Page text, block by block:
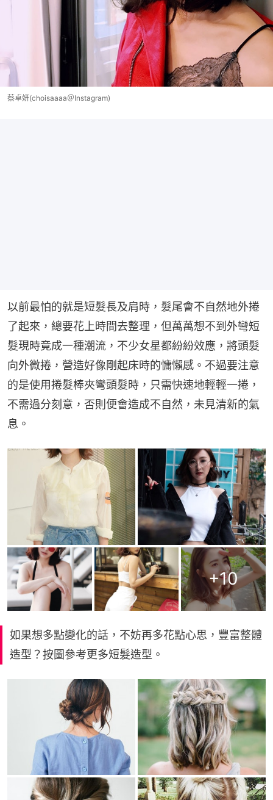
蔡卓妍(choisaaaa＠Instagram)
以前最怕的就是短髮長及肩時，髮尾會不自然地外捲
了起來，總要花上時間去整理，但萬萬想不到外彎短
髮現時竟成一種潮流，不少女星都紛紛效應，將頭髮
向外微捲，營造好像剛起床時的慵懶感。不過要注意
的是使用捲髮棒夾彎頭髮時，只需快速地輕輕一捲，
不需過分刻意，否則便會造成不自然，未見清新的氣
息。
+10
如果想多點變化的話，不妨再多花點心思，豐富整體
造型？按圖參考更多短髮造型。